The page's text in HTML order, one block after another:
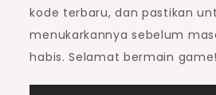
kode terbaru, dan pastikan
menukarkannya sebelum
habis. Selamat bermain game!